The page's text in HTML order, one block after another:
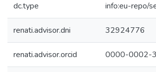
dc.type info:eu-repo/
renati.advisor.dni 32924776
renati.advisor.orcid 0000-0002-